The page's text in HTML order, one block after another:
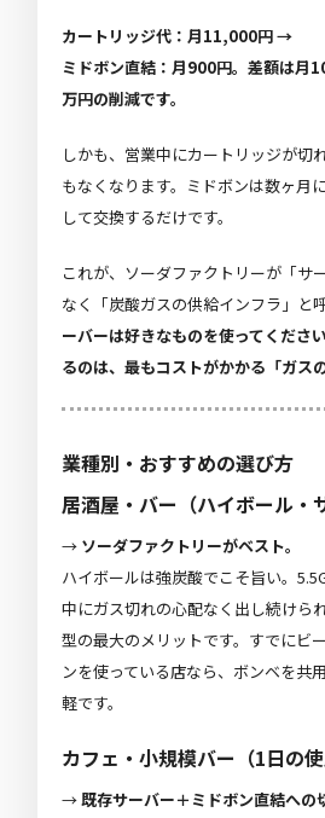
カートリッジ代：月11,000円 →
ミドボン直結：月900円。差額は月
万円の削減です。
しかも、営業中にカートリッジが切
もなくなります。ミドボンは数ヶ月
して交換するだけです。
これが、ソーダファクトリーが「サ
なく「炭酸ガスの供給インフラ」と
ーバーは好きなものを使ってくださ
るのは、最もコストがかかる「ガス
業種別・おすすめの選び方
居酒屋・バー（ハイボール・
→ ソーダファクトリーがベスト。
ハイボールは強炭酸でこそ旨い。
中にガス切れの心配なく出し続けら
型の最大のメリットです。すでにビ
ンを使っている店なら、ボンベを共
軽です。
カフェ・小規模バー（1日の使
→既存サーバー＋ミドボン直結への